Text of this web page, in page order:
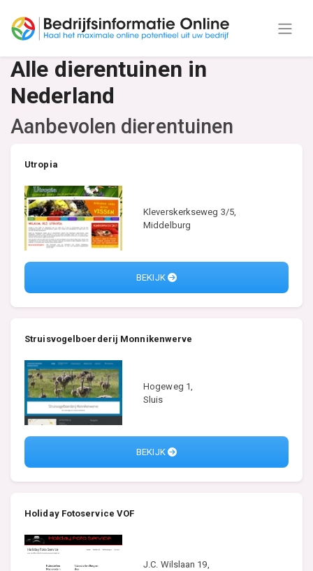
Alle dierentuinen in
Nederland
Aanbevolen dierentuinen
Utropia
Kleverskerkseweg 3/5,
Middelburg
BEKIJK
Struisvogelboerderij Monnikenwerve
Hogeweg 1,
Sluis
BEKIJK
Holiday Fotoservice VOF
J.C. Wilslaan 19,